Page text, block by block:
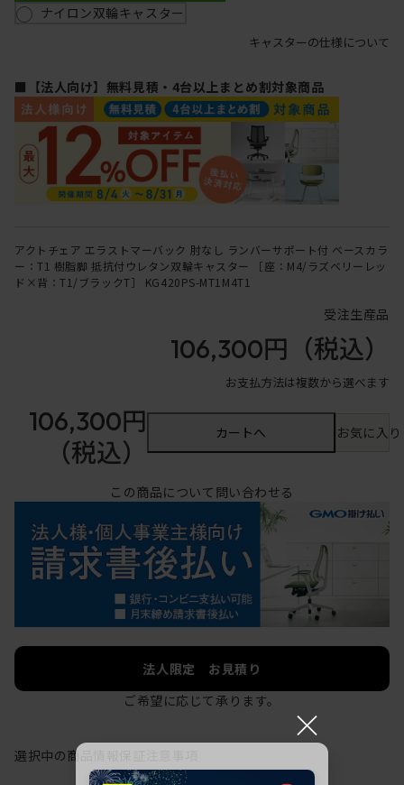
ナイロン双輪キャスター
キャスターの仕様について
■【法人向け】無料見積・4台以上まとめ割対象商品
アクトチェア エラストマーバック 肘なし ランバーサポート付 ベースカラ
ー：T1 樹脂脚 抵抗付ウレタン双輪キャスター ［座：M4/ラズベリーレッ
ド×背：T1/ブラックT］ KG420PS-MT1M4T1
受注生産品
106,300円 （税込）
お支払方法は複数から選べます
106,300円
（税込）
カートへ お気に入
この商品について問い合わせる
法人限定 お見積り
ご希望に応じて承ります。
選択中の商品情報
×